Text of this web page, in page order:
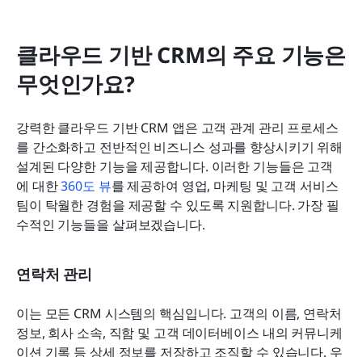
클라우드 기반 CRM의 주요 기능은
무엇인가요?
강력한 클라우드 기반 CRM 앱은 고객 관계 관리 프로세스
를 간소화하고 전반적인 비즈니스 성과를 향상시키기 위해
설계된 다양한 기능을 제공합니다. 이러한 기능들은 고객
에 대한 360도 뷰를 제공하여 영업, 마케팅 및 고객 서비스
팀이 탁월한 경험을 제공할 수 있도록 지원합니다. 가장 필
수적인 기능들을 살펴보겠습니다.
연락처 관리
이는 모든 CRM 시스템의 핵심입니다. 고객의 이름, 연락처
정보, 회사 소속, 직함 및 고객 데이터베이스 내의 커뮤니케
이션 기록 등 상세 정보를 저장하고 조직할 수 있습니다. 우